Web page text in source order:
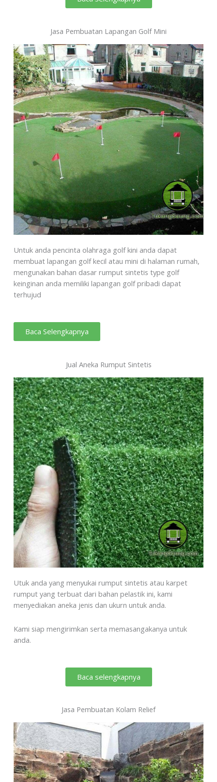
Jasa Pembuatan Lapangan Golf Mini
Untuk anda pencinta olahraga golf kini anda dapat
membuat lapangan golf kecil atau mini di halaman rumah,
mengunakan bahan dasar rumput sintetis type golf
keinginan anda memiliki lapangan golf pribadi dapat
terhujud
Baca Selengkapnya
Jual Aneka Rumput Sintetis
Utuk anda yang menyukai rumput sintetis atau karpet
rumput yang terbuat dari bahan pelastik ini, kami
menyediakan aneka jenis dan ukurn untuk anda.
Kami siap mengirimkan serta memasangakanya untuk
anda.
Baca selengkapnya
Jasa Pembuatan Kolam Relief